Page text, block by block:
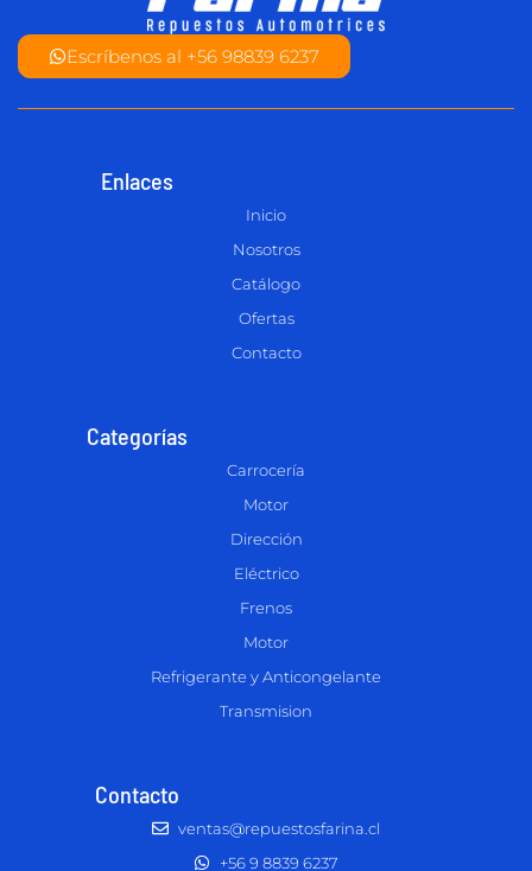
Escríbenos al +56 98839 6237
Enlaces
Inicio
Nosotros
Catálogo
Ofertas
Contacto
Categorías
Carrocería
Motor
Dirección
Eléctrico
Frenos
Motor
Refrigerante y Anticongelante
Transmision
Contacto
ventas@repuestosfarina.cl
+56 9 8839 6237